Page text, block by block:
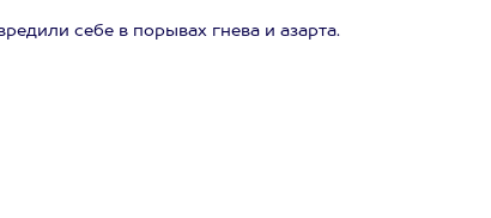
себе в порывах гнева и азарта.